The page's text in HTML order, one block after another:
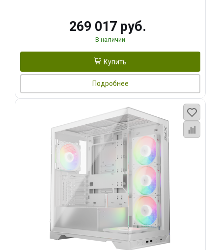
269 017 руб.
В наличии
Купить
Подробнее